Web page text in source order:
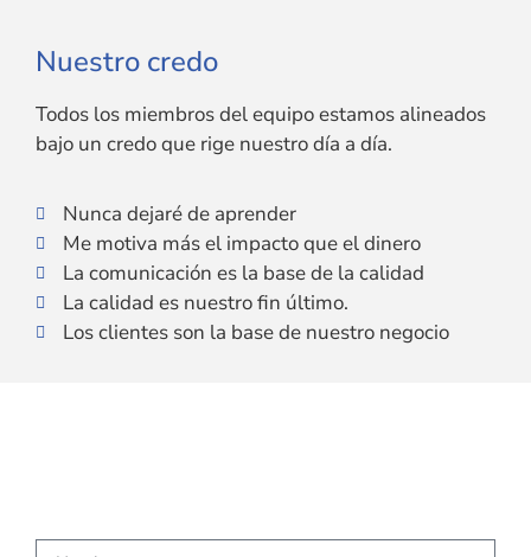
Nuestro credo
Todos los miembros del equipo estamos alineados
bajo un credo que rige nuestro día a día.
Nunca dejaré de aprender
Me motiva más el impacto que el dinero
La comunicación es la base de la calidad
La calidad es nuestro fin último.
Los clientes son la base de nuestro negocio